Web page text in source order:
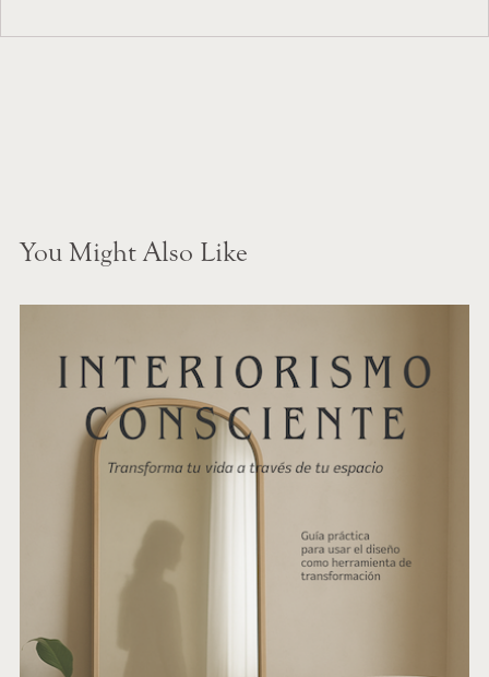
You Might Also Like